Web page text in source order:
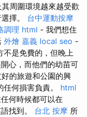
周圍環境越來越受歡
擇。 台中運動按摩
調理 html - 我們想住
外燴 嘉義 local seo -
不是免費的，但晚上
心，而他們的幼苗可
的旅遊和公園的興
何損害負責。 html
何時候都可以在
找到。 台北 按摩 所